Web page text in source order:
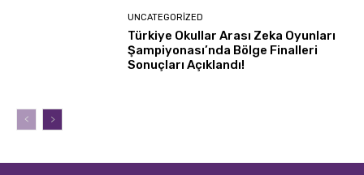
UNCATEGORIZED
Türkiye Okullar Arası Zeka Oyunları
Şampiyonası’nda Bölge Finalleri
Sonuçları Açıklandı!